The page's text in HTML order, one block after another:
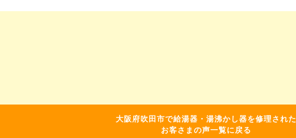
大阪府吹田市で給湯器・湯沸かし器を修理された
お客さまの声一覧に戻る